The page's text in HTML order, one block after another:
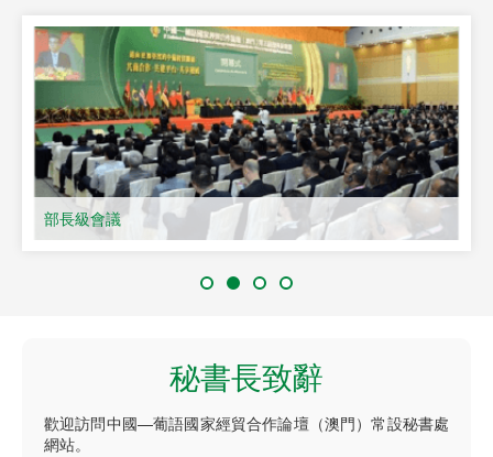
部長級會議
秘書長致辭
歡迎訪問中國—葡語國家經貿合作論壇（澳門）常設秘書處
網站。